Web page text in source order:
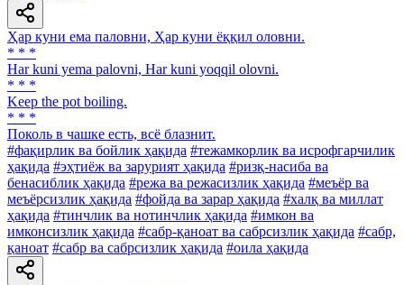
Ҳар куни ема паловни, Ҳар куни ёққил оловни.
* * *
Har kuni yema palovni, Har kuni yoqqil olovni.
* * *
Keep the pot boiling.
* * *
Поколь в чашке есть, всё блазнит.
#фақирлик ва бойлик ҳақида #тежамкорлик ва исрофгарчилик
ҳақида #эҳтиёж ва зарурият ҳақида #ризқ-насиба ва
бенасиблик ҳақида #режа ва режасизлик ҳақида #меъёр ва
меъёрсизлик ҳақида #фойда ва зарар ҳақида #халқ ва миллат
ҳақида #тинчлик ва нотинчлик ҳақида #имкон ва
имконсизлик ҳақида #сабр-қаноат ва сабрсизлик ҳақида #сабр,
қаноат #сабр ва сабрсизлик ҳақида #оила ҳақида